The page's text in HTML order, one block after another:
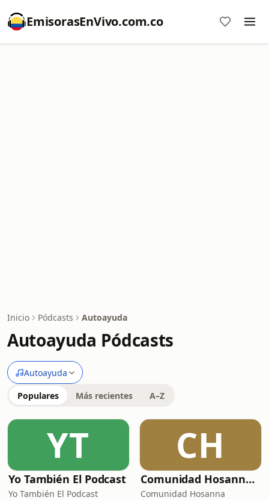
EmisorasEnVivo.com.co
Inicio Pódcasts Autoayuda
Autoayuda Pódcasts
Autoayuda
Populares Más recientes A–Z
YT
Yo También El Podcast
Yo También El Podcast
CH
Comunidad Hosanna Podcast
Comunidad Hosanna